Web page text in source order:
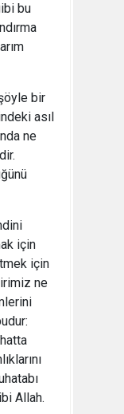
bu
bir
asıl
ne
için
için
ne
Allah.